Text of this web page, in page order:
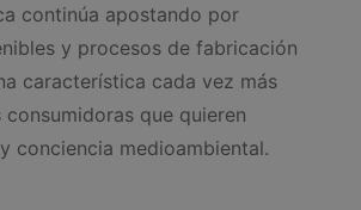
continúa apostando por
y procesos de fabricación
característica cada vez más
que quieren
conciencia medioambiental.